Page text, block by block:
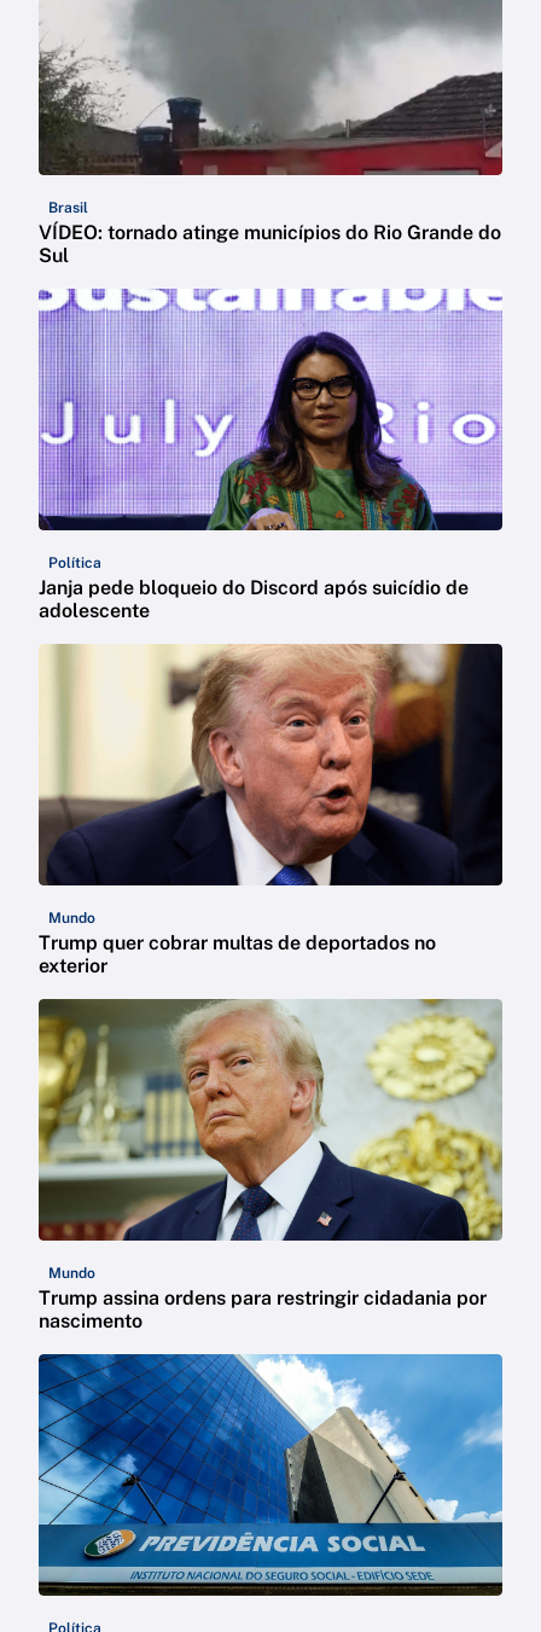
Brasil
VÍDEO: tornado atinge municípios do Rio Grande do
Sul
Política
Janja pede bloqueio do Discord após suicídio de
adolescente
Mundo
Trump quer cobrar multas de deportados no
exterior
Mundo
Trump assina ordens para restringir cidadania por
nascimento